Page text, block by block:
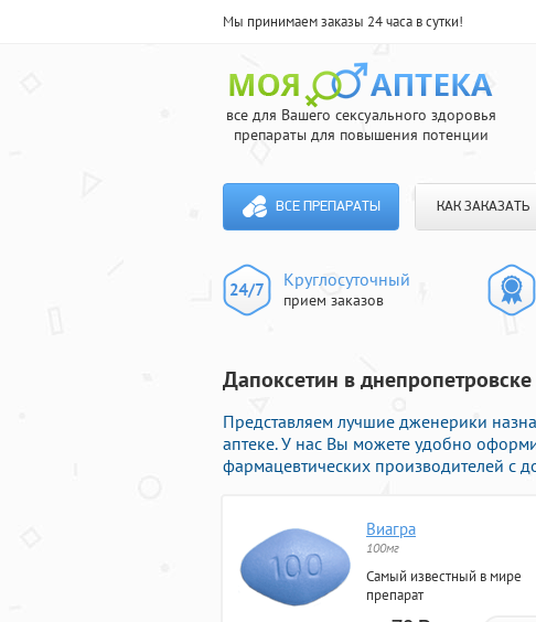
Мы принимаем заказы 24 часа в сутки!
все для Вашего сексуального здоровья
препараты для повышения потенции
ВСЕ ПРЕПАРАТЫ КАК ЗАКАЗАТЬ
Круглосуточный
прием заказов
Дапоксетин в
Представляем лучшие дженерики
аптеке. У нас Вы можете удобно
фармацевтических производителей с
Виагра
100мг
Самый известный в мире
препарат